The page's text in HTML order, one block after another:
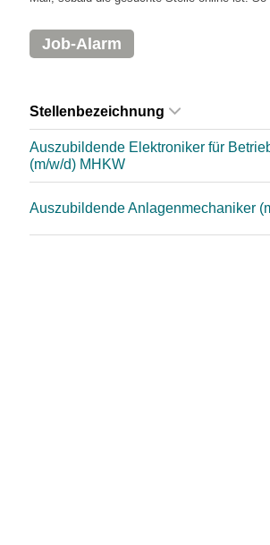
Job-Alarm
Stellenbezeichnung
Auszubildende Elektroniker für
(m/w/d) MHKW
Auszubildende Anlagenmechaniker